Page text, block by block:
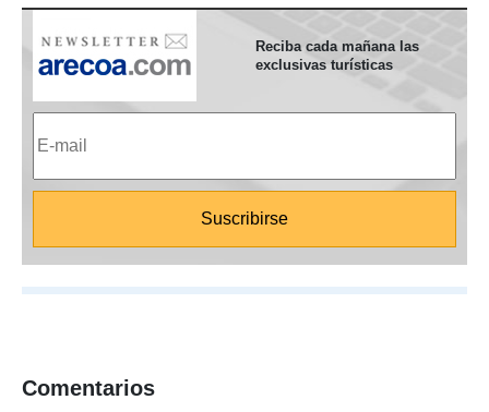
Reciba cada mañana las
exclusivas turísticas
Comentarios